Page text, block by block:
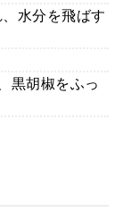
水分を飛ばす
黒胡椒をふっ